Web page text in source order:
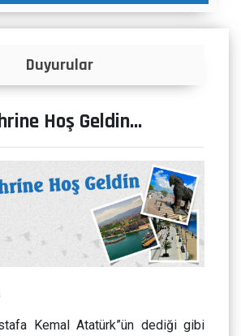
Duyurular
Hoş Geldin...
Kemal Atatürk”ün dediği gibi